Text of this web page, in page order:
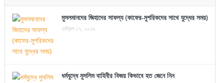
মুসলমানদের জিহাদের সাফল্য (কাফের-মুশরিকদের সাথে যুদ্ধের সময়)
এপ্রিল ১৭, ২০১৯
ধর্মযুদ্ধে মুসলিম বাহিনীর বিজয় কিভাবে হত জেনে নিন